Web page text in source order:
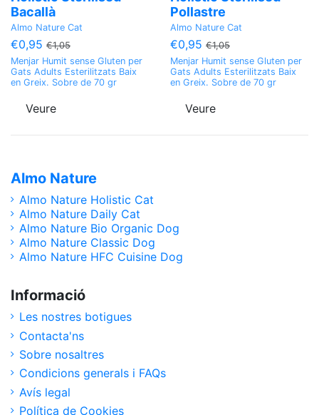
Bacallà
Almo Nature Cat
€0,95 €1,05
Menjar Humit sense Gluten per
Gats Adults Esterilitzats Baix
en Greix. Sobre de 70 gr
Veure
Pollastre
Almo Nature Cat
€0,95 €1,05
Menjar Humit sense Gluten per
Gats Adults Esterilitzats Baix
en Greix. Sobre de 70 gr
Veure
Almo Nature
Almo Nature Holistic Cat
Almo Nature Daily Cat
Almo Nature Bio Organic Dog
Almo Nature Classic Dog
Almo Nature HFC Cuisine Dog
Informació
Les nostres botigues
Contacta'ns
Sobre nosaltres
Condicions generals i FAQs
Avís legal
Política de Cookies